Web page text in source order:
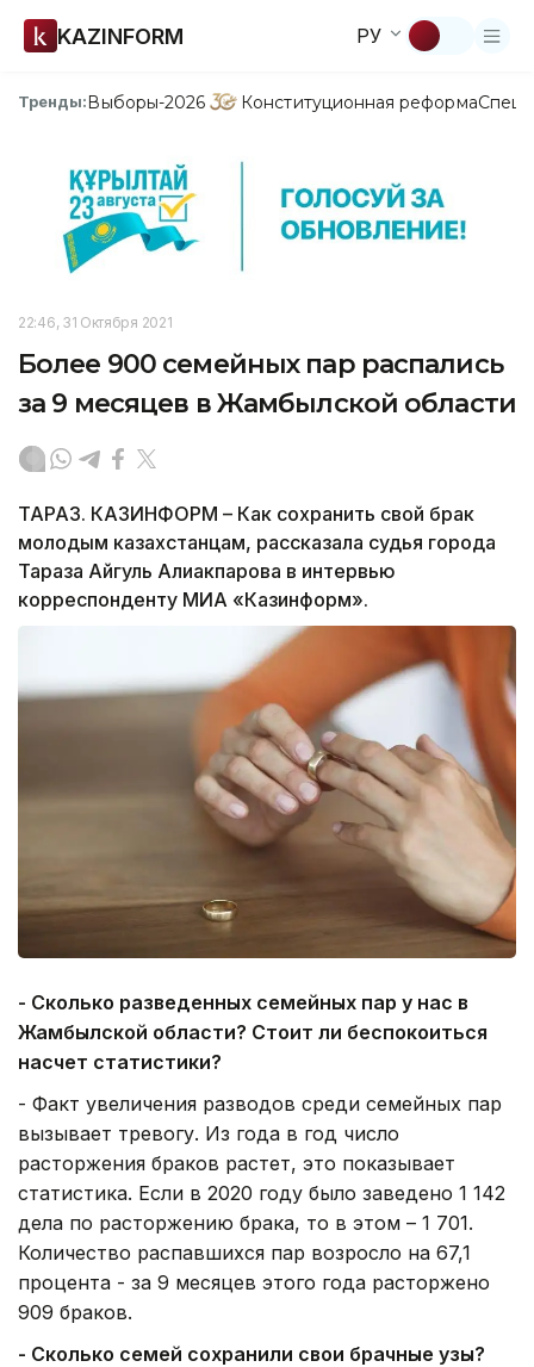
KAZINFORM РУ
Тренды:Выборы-2026 Конституционная реформа
22:46, 31 Октября 2021
Более 900 семейных пар распались
за 9 месяцев в Жамбылской области
ТАРАЗ. КАЗИНФОРМ – Как сохранить свой брак
молодым казахстанцам, рассказала судья города
Тараза Айгуль Алиакпарова в интервью
корреспонденту МИА «Казинформ».
- Сколько разведенных семейных пар у нас в
Жамбылской области? Стоит ли беспокоиться
насчет статистики?
- Факт увеличения разводов среди семейных пар
вызывает тревогу. Из года в год число
расторжения браков растет, это показывает
статистика. Если в 2020 году было заведено 1 142
дела по расторжению брака, то в этом – 1 701.
Количество распавшихся пар возросло на 67,1
процента - за 9 месяцев этого года расторжено
909 браков.
- Сколько семей сохранили свои брачные узы?